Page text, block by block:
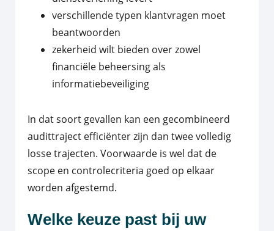
verschillende typen klantvragen moet
beantwoorden
zekerheid wilt bieden over zowel
financiële beheersing als
informatiebeveiliging
In dat soort gevallen kan een gecombineerd
audittraject efficiënter zijn dan twee volledig
losse trajecten. Voorwaarde is wel dat de
scope en controlecriteria goed op elkaar
worden afgestemd.
Welke keuze past bij uw